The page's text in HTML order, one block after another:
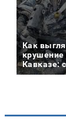
Как
крушение
Кавказе: